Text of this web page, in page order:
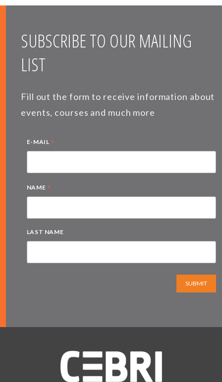
SUBSCRIBE TO OUR MAILING
LIST
Fill out the form to receive information about
events, courses and much more
E-MAIL *
NAME *
LAST NAME
SUBMIT